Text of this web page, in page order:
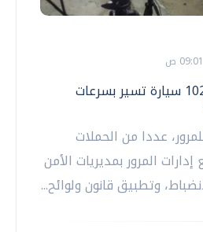
رادار المرور يلتقط 1028 سيارة تسير بسرعات
عددا من الحملات
المرور بمديريات الأمن
وتطبيق قانون ولوائح...